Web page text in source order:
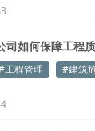
司如何保障工程
工程管理 #建筑